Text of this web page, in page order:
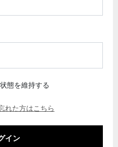
態を維持する
れた方はこちら
イン